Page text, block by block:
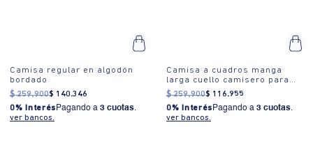
Camisa regular en algodón
bordado
$ 259.900$ 140.346
0% Interés Pagando a 3 cuotas.
ver bancos.
Camisa a cuadros manga
larga cuello camisero para
hombre
$ 259.900$ 116.955
0% Interés Pagando a 3 cuotas.
ver bancos.